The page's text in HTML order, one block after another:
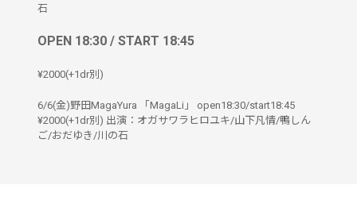
石
OPEN 18:30 / START 18:45
¥2000(+1dr別)
6/6(金)野田MagaYura 「MagaLi」 open18:30/start18:45
¥2000(+1dr別) 出演：オガサワラヒロユキ/山下凡情/鴨しん
ご/おだゆき/川の石